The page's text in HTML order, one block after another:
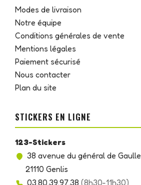
Modes de livraison
Notre équipe
Conditions générales de vente
Mentions légales
Paiement sécurisé
Nous contacter
Plan du site
STICKERS EN LIGNE
123-Stickers
38 avenue du général de Gaulle
21110 Genlis
03.80.39.97.38 (8h30-11h30)